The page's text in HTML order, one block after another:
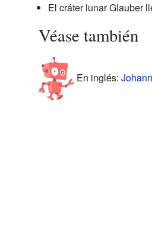
El cráter lunar Glauber
Véase también
En inglés: